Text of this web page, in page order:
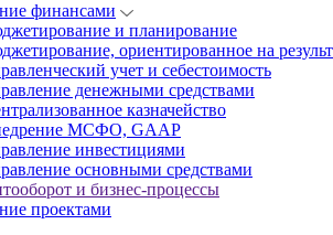
финансами
и планирование
ориентированное на
учет и себестоимость
денежными средствами
казначейство
МСФО, GAAP
инвестициями
основными средствами
и бизнес-процессы
проектами